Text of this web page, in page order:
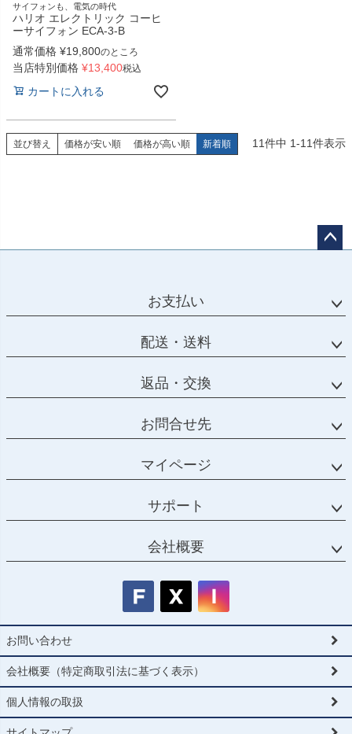
サイフォンも、電気の時代
ハリオ エレクトリック コーヒ
ーサイフォン ECA-3-B
通常価格 ¥19,800のところ
当店特別価格 ¥13,400税込
カートに入れる
並び替え 価格が安い順 価格が高い順 新着順 11件中 1-11件表示
お支払い
配送・送料
返品・交換
お問合せ先
マイページ
サポート
会社概要
お問い合わせ
会社概要（特定商取引法に基づく表示）
個人情報の取扱